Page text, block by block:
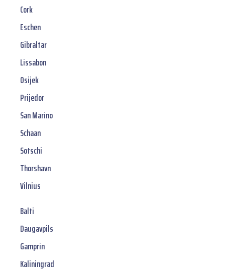
Cork
Eschen
Gibraltar
Lissabon
Osijek
Prijedor
San Marino
Schaan
Sotschi
Thorshavn
Vilnius
Balti
Daugavpils
Gamprin
Kaliningrad